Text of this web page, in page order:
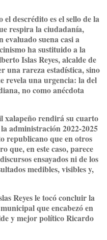
descrédito es el sello de la
respira la ciudadanía,
suena casi a
ha sustituido a la
Islas Reyes, alcalde de
una rareza estadística, sino
revela una urgencia: la del
no como anécdota
xalapeño rendirá sucuarto
administración 2022-2025
republicano que en otros
que, en este caso, parece
ensayados ni de los
medibles, visibles y,
Reyes le tocó concluir la
que encabezó en
y mejor político Ricardo